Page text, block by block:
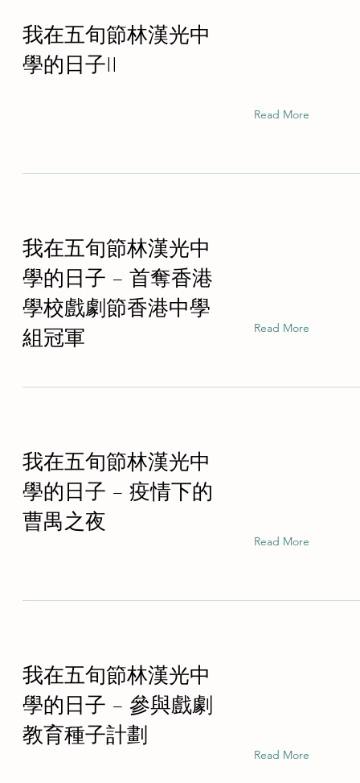
我在五旬節林漢光中
學的日子II
Read More
我在五旬節林漢光中
學的日子 – 首奪香港
學校戲劇節香港中學
組冠軍
Read More
我在五旬節林漢光中
學的日子 – 疫情下的
曹禺之夜
Read More
我在五旬節林漢光中
學的日子 – 參與戲劇
教育種子計劃
Read More